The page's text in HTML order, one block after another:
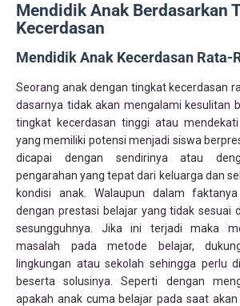
Mendidik Anak Berdasarkan
Kecerdasan
Mendidik Anak Kecerdasan Rata-
Seorang anak dengan tingkat kecerdasan
dasarnya tidak akan mengalami kesulitan
tingkat kecerdasan tinggi atau
yang memiliki potensi menjadi siswa
dicapai dengan sendirinya atau
pengarahan yang tepat dari keluarga dan
kondisi anak. Walaupun dalam
dengan prestasi belajar yang tidak sesuai
sesungguhnya. Jika ini terjadi maka
masalah pada metode belajar,
lingkungan atau sekolah sehingga perlu
beserta solusinya. Seperti dengan
apakah anak cuma belajar pada saat akan